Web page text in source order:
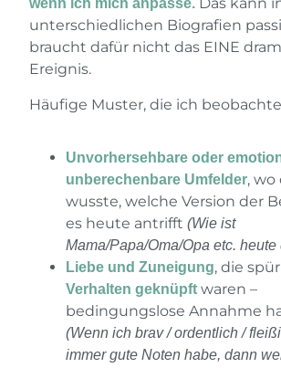
wenn ich mich anpasse. Das kann
unterschiedlichen Biografien
braucht dafür nicht das EINE
Ereignis.
Häufige Muster, die ich
Unvorhersehbare oder
unberechenbare Umfelder, wo
wusste, welche Version der
es heute antrifft(Wie ist
Mama/Papa/Oma/Opa etc. heute
Liebe und Zuneigung, die
Verhalten geknüpft waren –
bedingungslose Annahme
(Wenn ich brav / ordentlich /
immer gute Noten habe, dann